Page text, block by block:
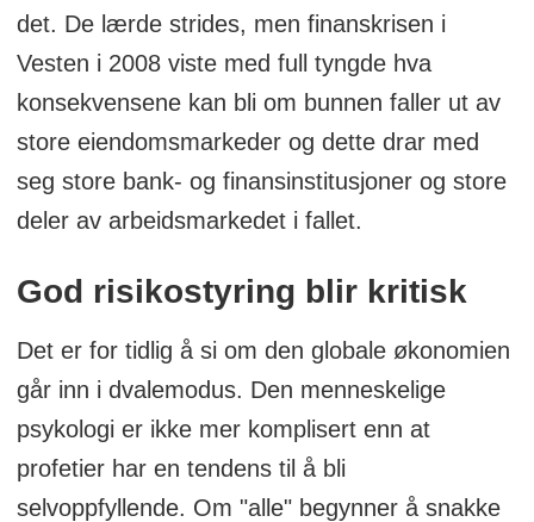
det. De lærde strides, men finanskrisen i
Vesten i 2008 viste med full tyngde hva
konsekvensene kan bli om bunnen faller ut av
store eiendomsmarkeder og dette drar med
seg store bank- og finansinstitusjoner og store
deler av arbeidsmarkedet i fallet.
God risikostyring blir kritisk
Det er for tidlig å si om den globale økonomien
går inn i dvalemodus. Den menneskelige
psykologi er ikke mer komplisert enn at
profetier har en tendens til å bli
selvoppfyllende. Om "alle" begynner å snakke